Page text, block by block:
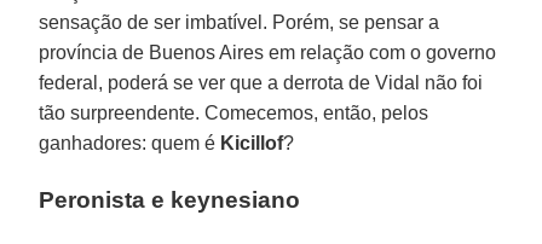
sensação de ser imbatível. Porém, se pensar a
província de Buenos Aires em relação com o governo
federal, poderá se ver que a derrota de Vidal não foi
tão surpreendente. Comecemos, então, pelos
ganhadores: quem é Kicillof?
Peronista e keynesiano